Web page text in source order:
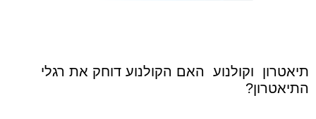
תיאטרון וקולנוע
האם הקולנוע דוחק את רגלי
התיאטרון?